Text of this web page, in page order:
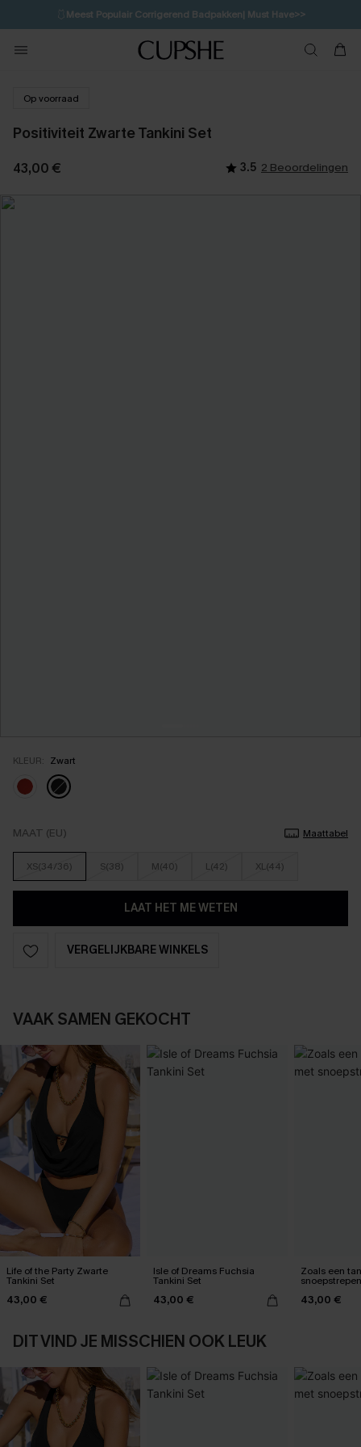
🩱Meest Populair Corrigerend Badpakken| Must Have>>
💌Abonneer je & ontvang tot 15% korting>>
Koop 3, krijg 15% korting | CODE: SW15
Op voorraad
Positiviteit Zwarte Tankini Set
43,00 € 3.5 2 Beoordelingen
KLEUR: Zwart
MAAT (EU) Maattabel
XS(34/36) S(38) M(40) L(42) XL(44)
LAAT HET ME WETEN
VERGELIJKBARE WINKELS
VAAK SAMEN GEKOCHT
Life of the Party Zwarte
Tankini Set
43,00 €
Isle of Dreams Fuchsia
Tankini Set
43,00 €
Zoals een
snoepstrepen
43,00 €
DIT VIND JE MISSCHIEN OOK LEUK